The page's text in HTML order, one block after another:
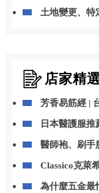
土地變更、特
店家精
芳香易筋經 |
日本醫護服推
醫師袍、刷手
Classico克萊
為什麼五金最